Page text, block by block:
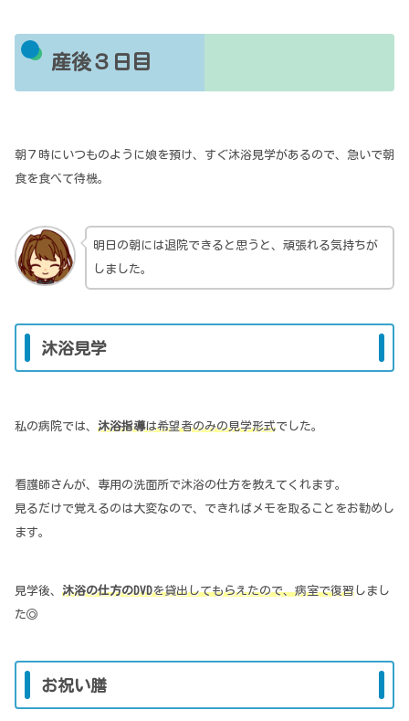
産後３日目
朝７時にいつものように娘を預け、すぐ沐浴見学があるので、急いで朝
食を食べて待機。
明日の朝には退院できると思うと、頑張れる気持ちが
しました。
沐浴見学
私の病院では、 沐浴指導は希望者のみの見学形式でした。
看護師さんが、専用の洗面所で沐浴の仕方を教えてくれます。
見るだけで覚えるのは大変なので、できればメモを取ることをお勧めし
ます。
見学後、 沐浴の仕方のDVDを貸出してもらえたので、病室で復習しまし
た◎
お祝い膳